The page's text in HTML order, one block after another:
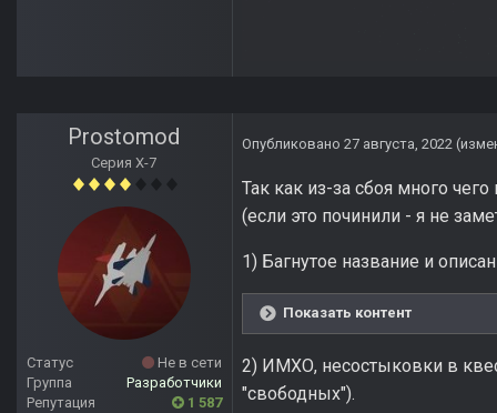
Prostomod
Серия Х-7
Статус
Не в сети
Группа
Разработчики
Репутация
1 587
Опубликовано 27 августа, 2022
Так как из-за сбоя много
(если это починили - я не
1) Багнутое название и
Показать контент
2) ИМХО, несостыковки в
"свободных").